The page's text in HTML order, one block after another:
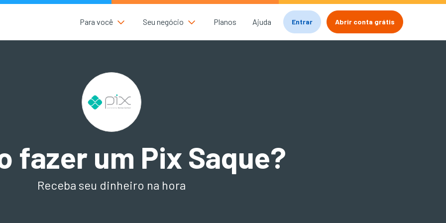
Para você Seu negócio Planos Ajuda Entrar Abrir conta grátis
fazer um Pix Saque?
Receba seu dinheiro na hora